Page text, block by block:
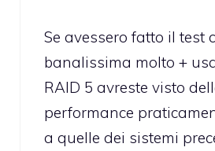
Se avessero fatto il test
banalissima molto +
RAID 5 avreste visto
performance
a quelle dei sistemi